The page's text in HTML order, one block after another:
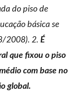
do piso de
básica se
2008). 2.É
que fixou o piso
com base no
global.